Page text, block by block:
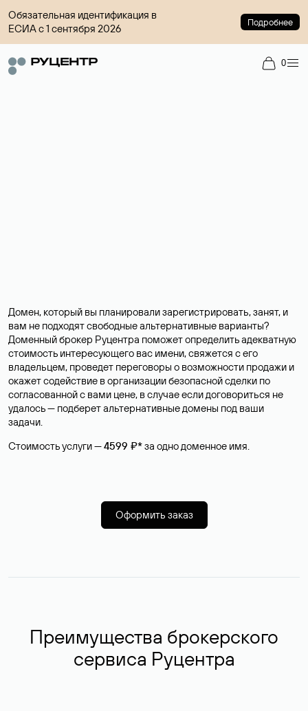
Обязательная идентификация в
ЕСИА с 1 сентября 2026
Подробнее
0
Домен, который вы планировали зарегистрировать, занят, и
вам не подходят свободные альтернативные варианты?
Доменный брокер Руцентра поможет определить адекватную
стоимость интересующего вас имени, свяжется с его
владельцем, проведет переговоры о возможности продажи и
окажет содействие в организации безопасной сделки по
согласованной с вами цене, в случае если договориться не
удалось — подберет альтернативные домены под ваши
задачи.
Стоимость услуги —4599 ₽*за одно доменное имя.
Оформить заказ
Преимущества брокерского
сервиса Руцентра